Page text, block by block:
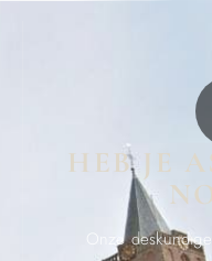
HEB JE
Onze